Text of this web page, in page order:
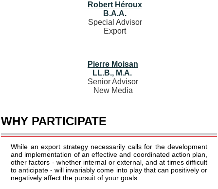
Robert Héroux
B.A.A.
Special Advisor
Export
Pierre Moisan
LL.B., M.A.
Senior Advisor
New Media
WHY PARTICIPATE
While an export strategy necessarily calls for the development
and implementation of an effective and coordinated action plan,
other factors - whether internal or external, and at times difficult
to anticipate - will invariably come into play that can positively or
negatively affect the pursuit of your goals.